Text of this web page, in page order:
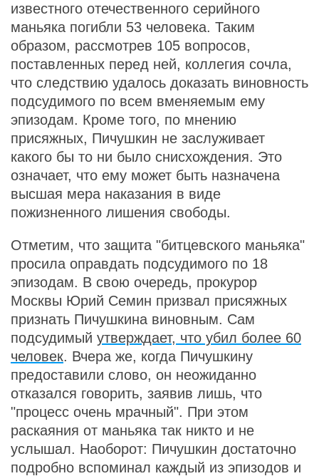
известного отечественного серийного
маньяка погибли 53 человека. Таким
образом, рассмотрев 105 вопросов,
поставленных перед ней, коллегия сочла,
что следствию удалось доказать виновность
подсудимого по всем вменяемым ему
эпизодам. Кроме того, по мнению
присяжных, Пичушкин не заслуживает
какого бы то ни было снисхождения. Это
означает, что ему может быть назначена
высшая мера наказания в виде
пожизненного лишения свободы.
Отметим, что защита "битцевского маньяка"
просила оправдать подсудимого по 18
эпизодам. В свою очередь, прокурор
Москвы Юрий Семин призвал присяжных
признать Пичушкина виновным. Сам
подсудимый утверждает, что убил более 60
человек. Вчера же, когда Пичушкину
предоставили слово, он неожиданно
отказался говорить, заявив лишь, что
"процесс очень мрачный". При этом
раскаяния от маньяка так никто и не
услышал. Наоборот: Пичушкин достаточно
подробно вспоминал каждый из эпизодов и